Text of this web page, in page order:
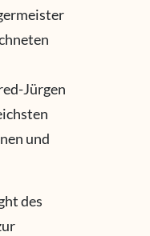
Jürgen
und
des